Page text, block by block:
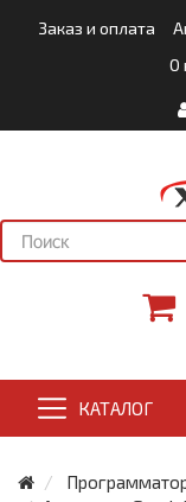
Заказ и оплата
О
КАТАЛОГ